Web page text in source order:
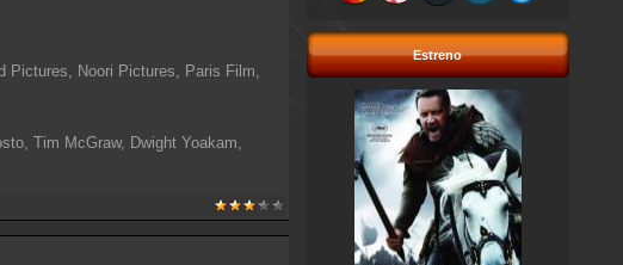
Pictures, Noori Pictures, Paris Film,
Tim McGraw, Dwight Yoakam,
Estreno